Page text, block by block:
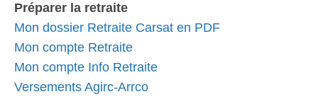
Préparer la retraite
Mon dossier Retraite Carsat en PDF
Mon compte Retraite
Mon compte Info Retraite
Versements Agirc-Arrco